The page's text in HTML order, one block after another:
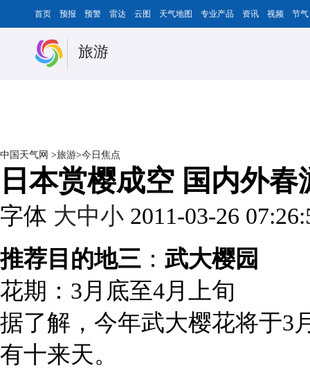
首页 预报 预警 雷达 云图 天气地图 专业产品 资讯 视频 节气
旅游
中国天气网 >旅游>今日焦点
日本赏樱成空 国内外春
字体 大中小 2011-03-26
推荐目的地三 ： 武大樱园
花期：3月底至4月上旬
据了解，今年武大樱花将于3
有十来天。